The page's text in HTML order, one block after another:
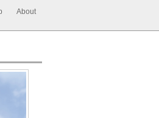
About